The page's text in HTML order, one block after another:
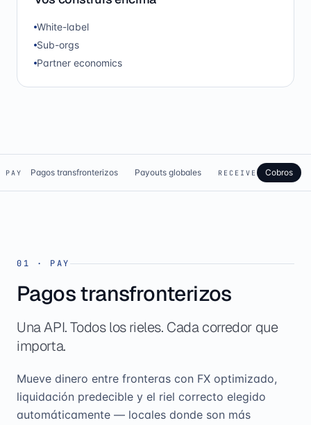
White-label
Sub-orgs
Partner economics
PAY Pagos transfronterizos Payouts globales RECEIVE Cobros
01 · PAY
Pagos transfronterizos
Una API. Todos los rieles. Cada corredor que
importa.
Mueve dinero entre fronteras con FX optimizado,
liquidación predecible y el riel correcto elegido
automáticamente — locales donde son más